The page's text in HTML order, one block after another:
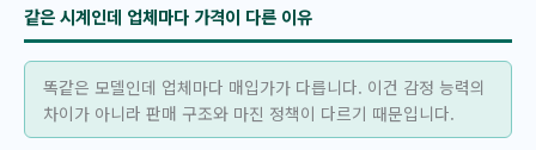
같은 시계인데 업체마다 가격이 다른 이유
똑같은 모델인데 업체마다 매입가가 다릅니다. 이건 감정 능력의
차이가 아니라 판매 구조와 마진 정책이 다르기 때문입니다.